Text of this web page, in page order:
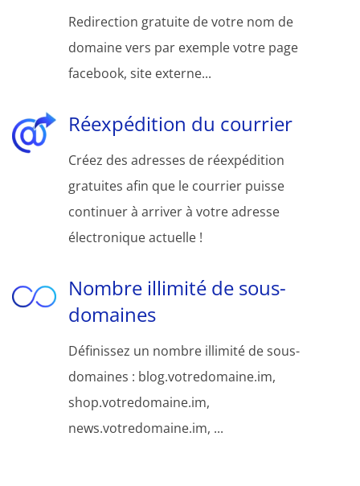
Redirection gratuite de votre nom de
domaine vers par exemple votre page
facebook, site externe...
Réexpédition du courrier
Créez des adresses de réexpédition
gratuites afin que le courrier puisse
continuer à arriver à votre adresse
électronique actuelle !
Nombre illimité de sous-
domaines
Définissez un nombre illimité de sous-
domaines : blog.votredomaine.im,
shop.votredomaine.im,
news.votredomaine.im, ...